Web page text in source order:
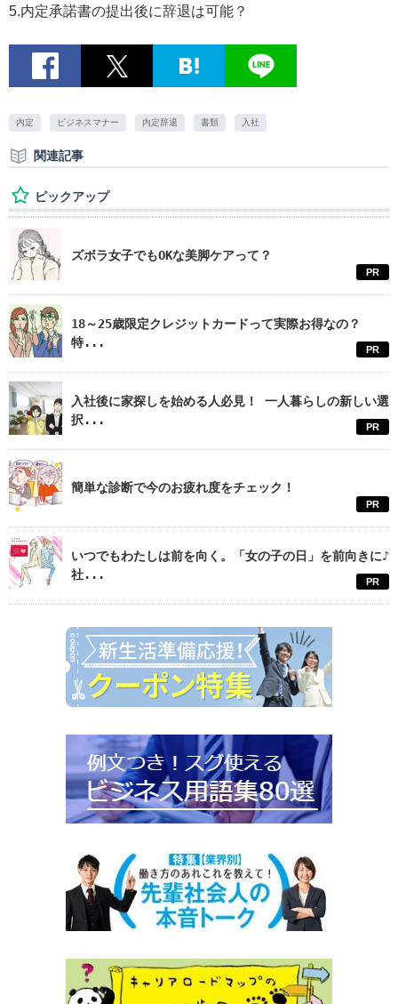
5.内定承諾書の提出後に辞退は可能？
内定 ビジネスマナー 内定辞退 書類 入社
関連記事
ピックアップ
ズボラ女子でもOKな美脚ケアって？
PR
18～25歳限定クレジットカードって実際お得なの？
特...
PR
入社後に家探しを始める人必見！ 一人暮らしの新しい選
択...
PR
簡単な診断で今のお疲れ度をチェック！
PR
いつでもわたしは前を向く。「女の子の日」を前向きに♪
社...
PR